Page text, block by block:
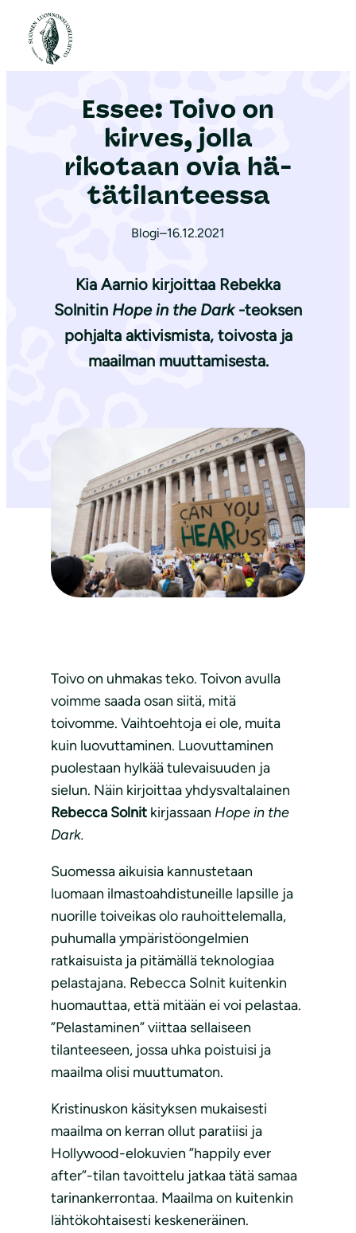
Etusivu
Essee: Toivo on
kirves, jolla
rikotaan ovia hä­
tä­ti­lan­tees­sa
Blogi–16.12.2021
Kia Aarnio kirjoittaa Rebekka
Solnitin Hope in the Dark-teoksen
pohjalta aktivismista, toivosta ja
maailman muuttamisesta.
Toivo on uhmakas teko. Toivon avulla
voimme saada osan siitä, mitä
toivomme. Vaihtoehtoja ei ole, muita
kuin luovuttaminen. Luovuttaminen
puolestaan hylkää tulevaisuuden ja
sielun. Näin kirjoittaa yhdysvaltalainen
Rebecca Solnit kirjassaan Hope in the
Dark.
Suomessa aikuisia kannustetaan
luomaan ilmastoahdistuneille lapsille ja
nuorille toiveikas olo rauhoittelemalla,
puhumalla ympäristöongelmien
ratkaisuista ja pitämällä teknologiaa
pelastajana. Rebecca Solnit kuitenkin
huomauttaa, että mitään ei voi pelastaa.
”Pelastaminen” viittaa sellaiseen
tilanteeseen, jossa uhka poistuisi ja
maailma olisi muuttumaton.
Kristinuskon käsityksen mukaisesti
maailma on kerran ollut paratiisi ja
Hollywood-elokuvien ”happily ever
after”-tilan tavoittelu jatkaa tätä samaa
tarinankerrontaa. Maailma on kuitenkin
lähtökohtaisesti keskeneräinen.